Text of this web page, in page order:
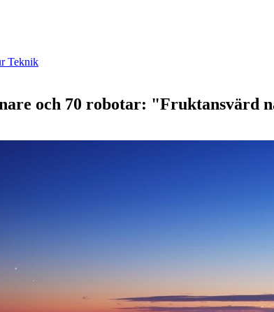
Teknik
och 70 robotar: "Fruktansvärd